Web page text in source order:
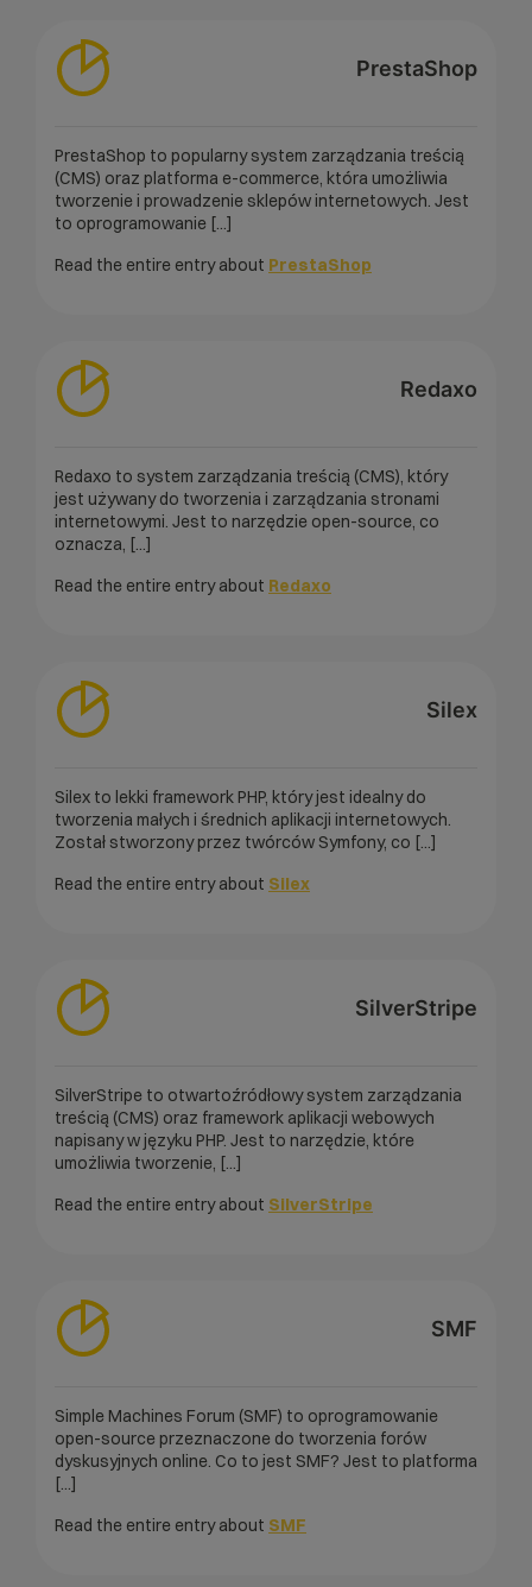
PrestaShop
PrestaShop to popularny system zarządzania treścią
(CMS) oraz platforma e-commerce, która umożliwia
tworzenie i prowadzenie sklepów internetowych. Jest
to oprogramowanie [...]
Read the entire entry about PrestaShop
Redaxo
Redaxo to system zarządzania treścią (CMS), który
jest używany do tworzenia i zarządzania stronami
internetowymi. Jest to narzędzie open-source, co
oznacza, [...]
Read the entire entry about Redaxo
Silex
Silex to lekki framework PHP, który jest idealny do
tworzenia małych i średnich aplikacji internetowych.
Został stworzony przez twórców Symfony, co [...]
Read the entire entry about Silex
SilverStripe
SilverStripe to otwartoźródłowy system zarządzania
treścią (CMS) oraz framework aplikacji webowych
napisany w języku PHP. Jest to narzędzie, które
umożliwia tworzenie, [...]
Read the entire entry about SilverStripe
SMF
Simple Machines Forum (SMF) to oprogramowanie
open-source przeznaczone do tworzenia forów
dyskusyjnych online. Co to jest SMF? Jest to platforma
[...]
Read the entire entry about SMF